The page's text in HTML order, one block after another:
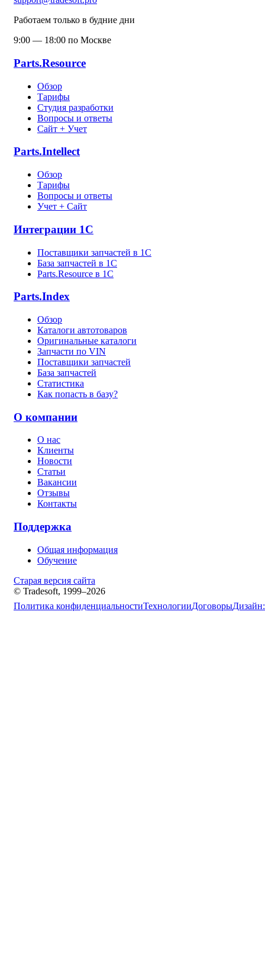
Работаем только в будние дни
9:00 — 18:00 по Москве
Parts.Resource
Обзор
Тарифы
Студия разработки
Вопросы и ответы
Сайт + Учет
Parts.Intellect
Обзор
Тарифы
Вопросы и ответы
Учет + Сайт
Интеграции 1С
Поставщики запчастей в 1C
База запчастей в 1С
Parts.Resource в 1C
Parts.Index
Обзор
Каталоги автотоваров
Оригинальные каталоги
Запчасти по VIN
Поставщики запчастей
База запчастей
Статистика
Как попасть в базу?
О компании
О нас
Клиенты
Новости
Статьи
Вакансии
Отзывы
Контакты
Поддержка
Общая информация
Обучение
Старая версия сайта
© Tradesoft, 1999–2026
Политика конфиденциальностиТехнологииДоговорыДизайн: